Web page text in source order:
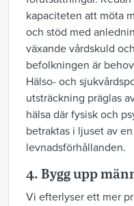
kapaciteten att möta
och stöd med
växande vårdskuld
befolkningen är
Hälso- och
utsträckning präglas
hälsa där fysisk och
betraktas i ljuset av
levnadsförhållanden.
4. Bygg upp
Vi efterlyser ett mer